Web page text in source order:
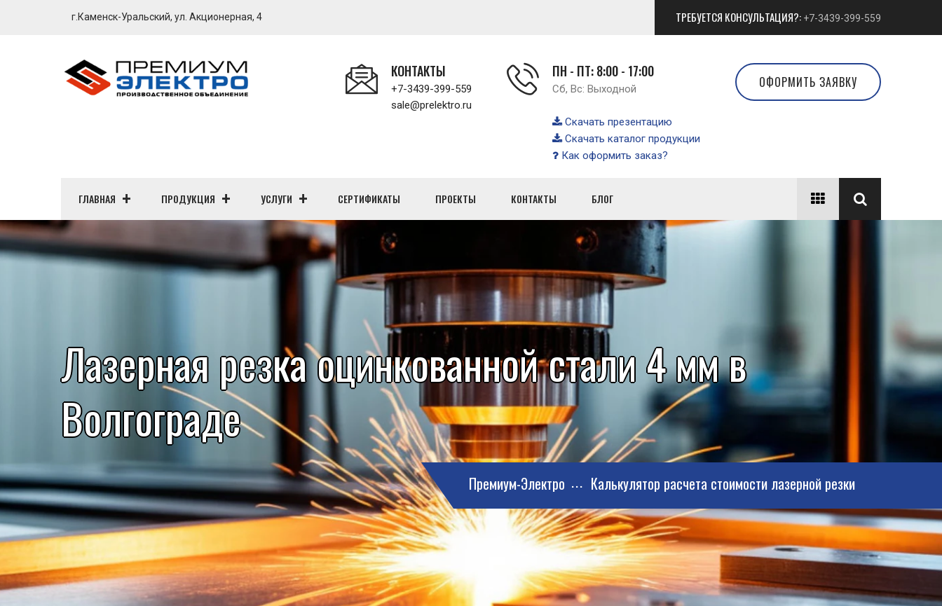
г.Каменск-Уральский, ул. Акционерная, 4 ТРЕБУЕТСЯ КОНСУЛЬТАЦИЯ?: +7-3439-399-559
КОНТАКТЫ
+7-3439-399-559
sale@prelektro.ru
ПН - ПТ: 8:00 - 17:00
Сб, Вс: Выходной
Скачать презентацию
Скачать каталог продукции
Как оформить заказ?
ОФОРМИТЬ ЗАЯВКУ
ГЛАВНАЯ ПРОДУКЦИЯ УСЛУГИ СЕРТИФИКАТЫ ПРОЕКТЫ КОНТАКТЫ БЛОГ
Лазерная резка оцинкованной стали 4 мм в
Волгограде
Премиум-Электро Калькулятор расчета стоимости лазерной резки